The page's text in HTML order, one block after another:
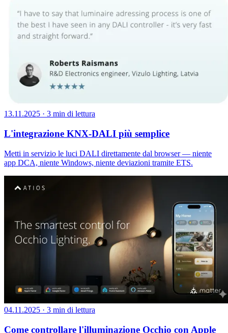
13.11.2025 · 3 min di lettura
L'integrazione KNX-DALI più semplice
Metti in servizio le luci DALI direttamente dal browser — niente
app DCA, niente Windows, niente deviazioni tramite ETS.
04.11.2025 · 3 min di lettura
Come controllare l'illuminazione Occhio con Apple